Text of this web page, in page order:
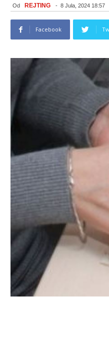
Od REJTING - 8 Jula, 2024 18:57
Facebook